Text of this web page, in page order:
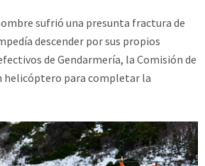
sufrió una presunta fractura de
descender por sus propios
de Gendarmería, la Comisión de
helicóptero para completar la